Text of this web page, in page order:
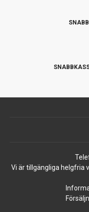
Vi är tillgängliga helgfria